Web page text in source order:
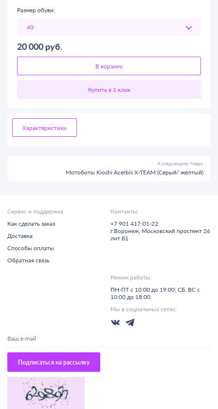
Размер обуви:
20 000 руб.
В корзину
Характеристики
К следующему товару
Мотоботы Kioshi Acerbis X-TEAM (Серый/ желтый)
Сервис и поддержка
Как сделать заказ
Доставка
Способы оплаты
Обратная связь
Контакты:
+7 901 417-01-22
г.Воронеж, Московский проспект 26
лит Б1
Режим работы:
ПН-ПТ с 10:00 до 19:00; СБ, ВС с
10:00 до 18:00.
Мы в социальных сетях:
Подписаться на рассылку